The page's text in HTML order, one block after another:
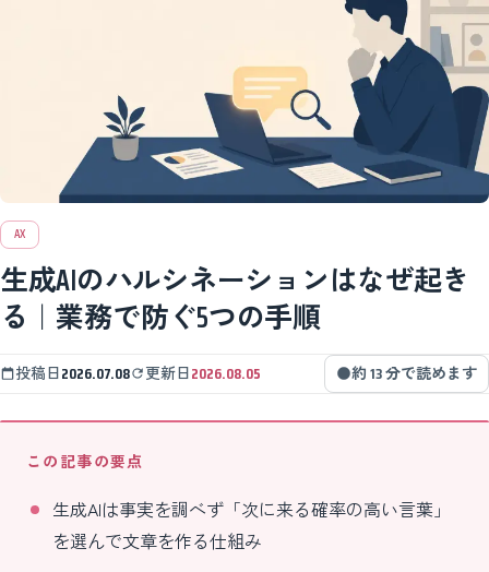
AX
生成AIのハルシネーションはなぜ起き
る｜業務で防ぐ5つの手順
投稿日2026.07.08 更新日2026.08.05 約 13 分で読めます
この記事の要点
生成AIは事実を調べず「次に来る確率の高い言葉」
を選んで文章を作る仕組み